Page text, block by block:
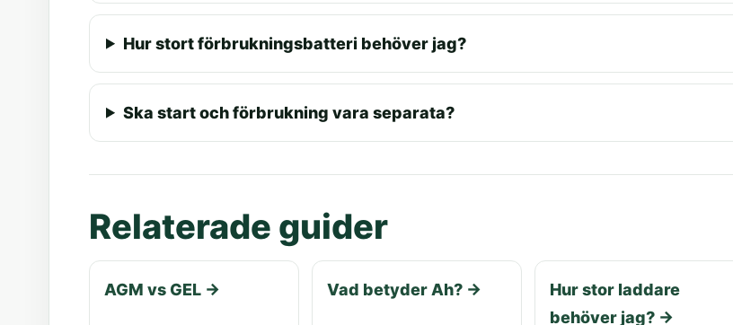
Hur stort förbrukningsbatteri behöver jag?
Ska start och förbrukning vara separata?
Relaterade guider
AGM vs GEL → Vad betyder Ah? →
Hur stor laddare
behöver jag? →